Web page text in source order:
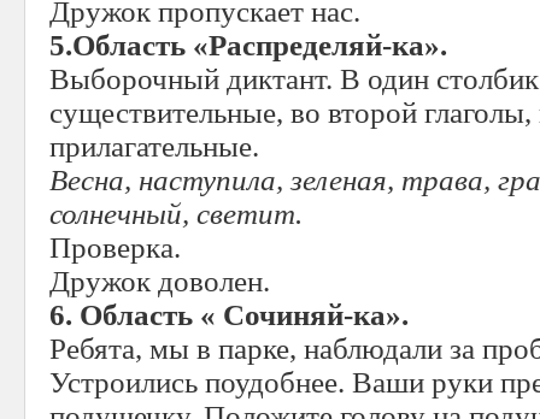
Дружок пропускает нас.
5.Область «Распределяй-ка».
Выборочный диктант. В один
существительные, во второй глаголы,
прилагательные.
Весна, наступила, зеленая, трава,
солнечный, светит.
Проверка.
Дружок доволен.
6. Область « Сочиняй-ка».
Ребята, мы в парке, наблюдали за
Устроились поудобнее. Ваши руки